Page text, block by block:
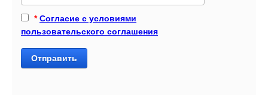
* Согласие с условиями
пользовательского соглашения
Отправить